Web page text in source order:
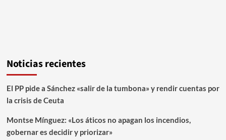
Noticias recientes
El PP pide a Sánchez «salir de la tumbona» y rendir cuentas por
la crisis de Ceuta
Montse Mínguez: «Los áticos no apagan los incendios,
gobernar es decidir y priorizar»